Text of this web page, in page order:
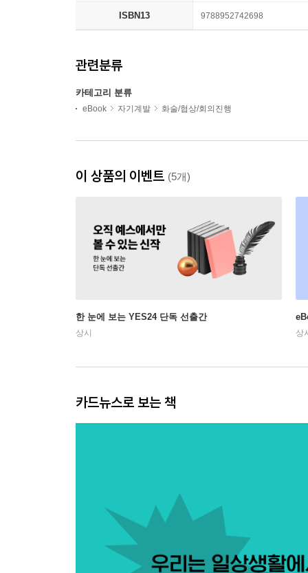
ISBN13 9788952742698
관련분류
카테고리 분류
eBook 자기계발 화술/협상/회의진행
이 상품의 이벤트 (5개)
한 눈에 보는 YES24 단독 선출간
상시 상
카드뉴스로 보는 책